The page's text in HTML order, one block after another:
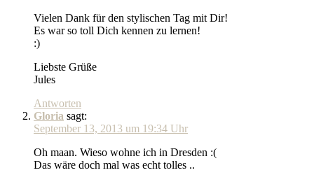
Vielen Dank für den stylischen Tag mit Dir!
Es war so toll Dich kennen zu lernen!
:)
Liebste Grüße
Jules
Antworten
Gloria sagt:
September 13, 2013 um 19:34 Uhr
Oh maan. Wieso wohne ich in Dresden :(
Das wäre doch mal was echt tolles ..